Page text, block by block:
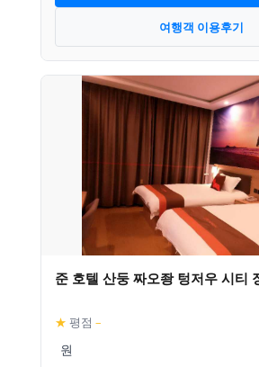
여행객 이용후기
준 호텔 산둥 짜오좡 텅저우 시티
★ 평점 –